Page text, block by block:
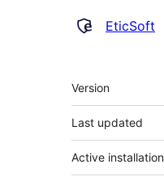
Contributors
EticSoft
Meta
Version
Last updated
Active